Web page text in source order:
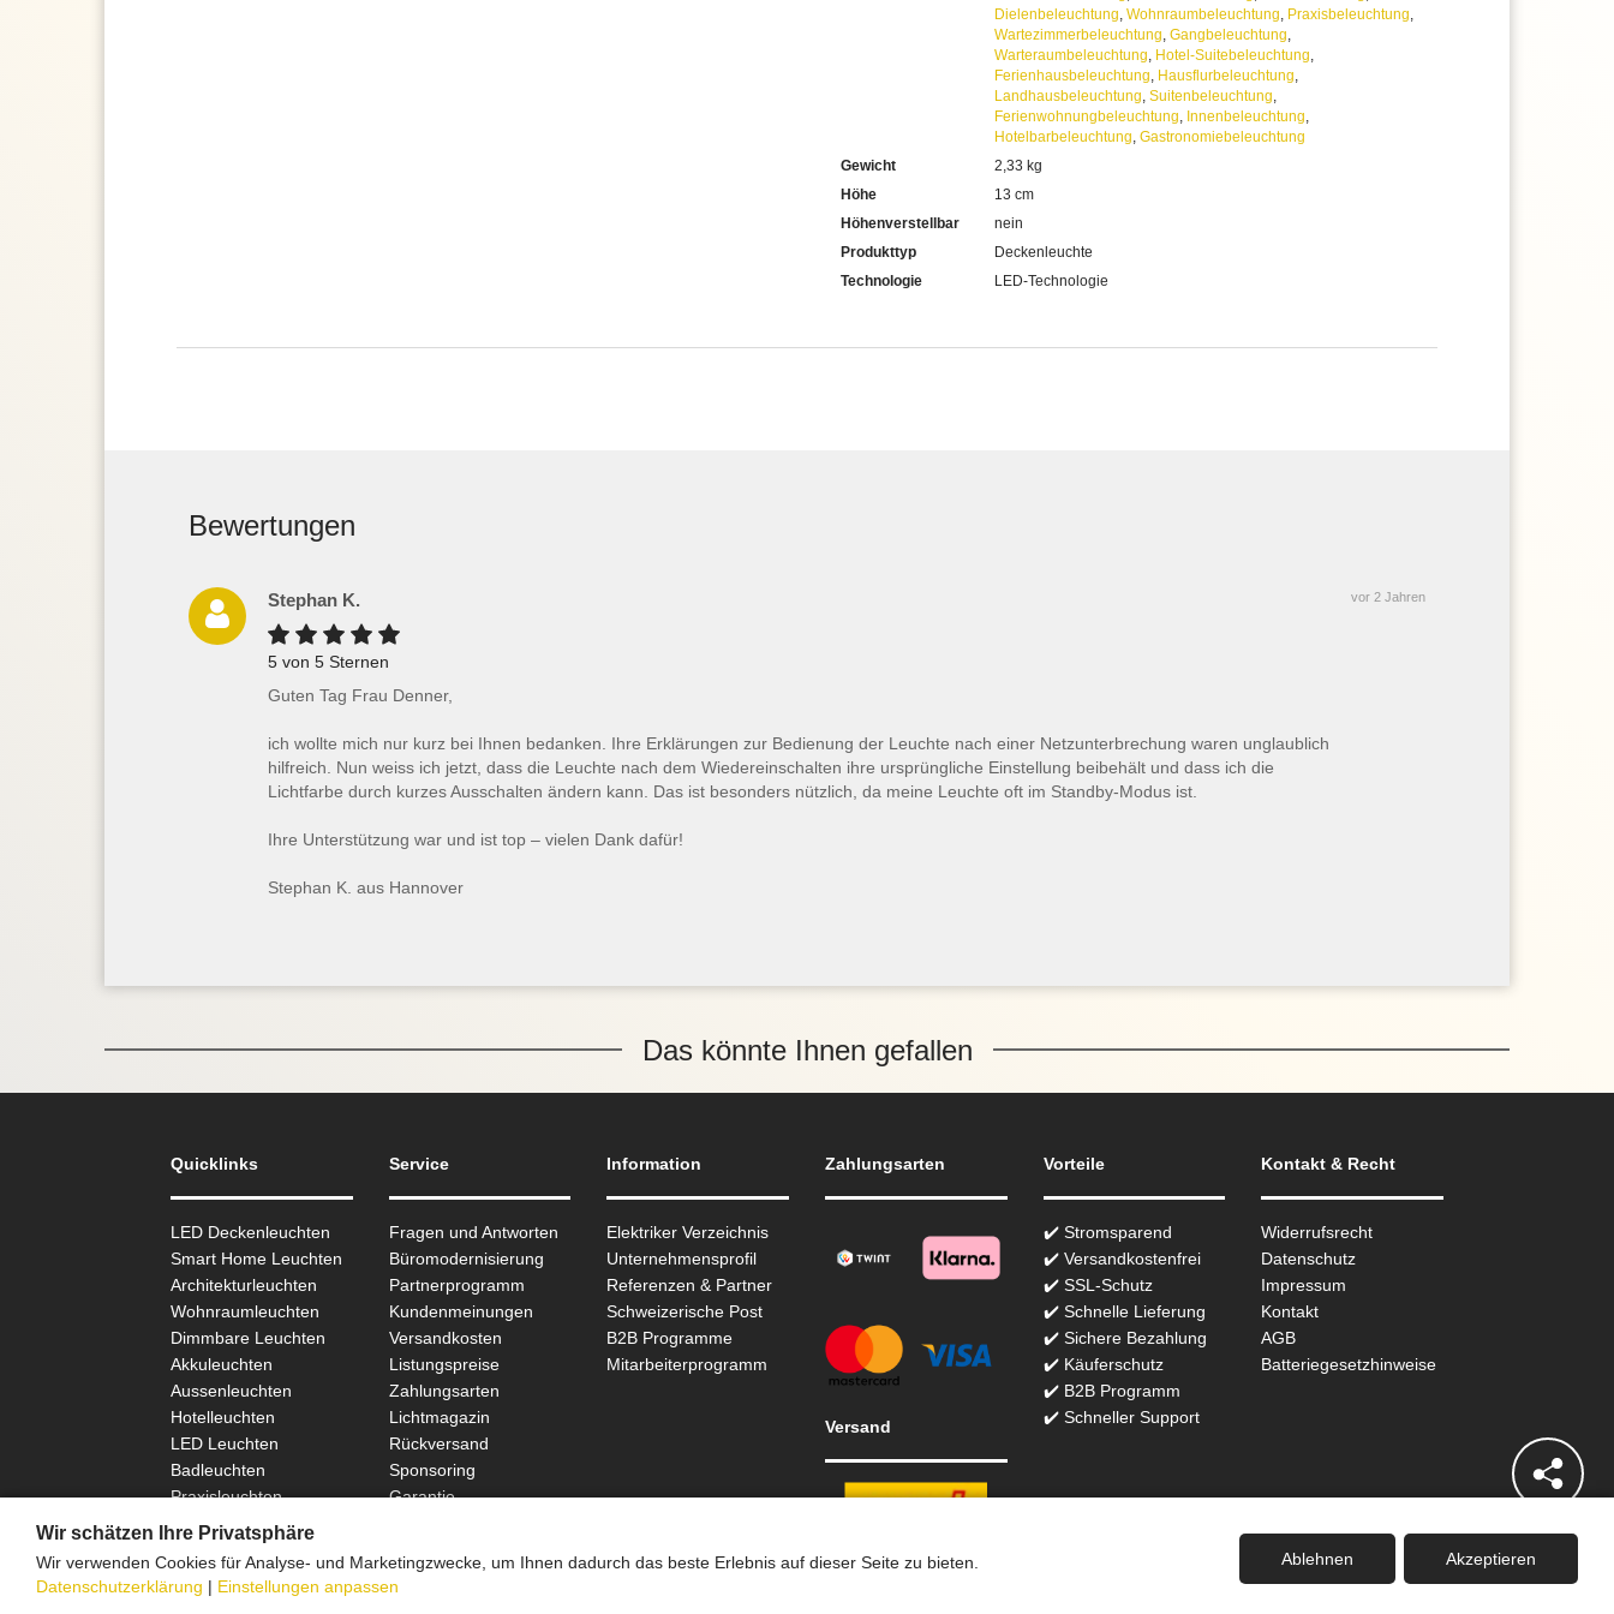
Dielenbeleuchtung, Wohnraumbeleuchtung, Praxisbeleuchtung,
Wartezimmerbeleuchtung, Gangbeleuchtung,
Warteraumbeleuchtung, Hotel-Suitebeleuchtung,
Ferienhausbeleuchtung, Hausflurbeleuchtung,
Landhausbeleuchtung, Suitenbeleuchtung,
Ferienwohnungbeleuchtung, Innenbeleuchtung,
Hotelbarbeleuchtung, Gastronomiebeleuchtung
Gewicht
2,33 kg
Höhe
13 cm
Höhenverstellbar
nein
Produkttyp
Deckenleuchte
Technologie
LED-Technologie
Bewertungen
Stephan K.
5 von 5 Sternen
Guten Tag Frau Denner,
ich wollte mich nur kurz bei Ihnen bedanken. Ihre Erklärungen zur Bedienung der Leuchte nach einer Netzunterbrechung waren unglaublich
hilfreich. Nun weiss ich jetzt, dass die Leuchte nach dem Wiedereinschalten ihre ursprüngliche Einstellung beibehält und dass ich die
Lichtfarbe durch kurzes Ausschalten ändern kann. Das ist besonders nützlich, da meine Leuchte oft im Standby-Modus ist.
Ihre Unterstützung war und ist top – vielen Dank dafür!
Stephan K. aus Hannover
vor 2 Jahren
Das könnte Ihnen gefallen
Quicklinks
LED Deckenleuchten
Smart Home Leuchten
Architekturleuchten
Wohnraum­leuchten
Dimmbare Leuchten
Akkuleuchten
Aussen­leuchten
Hotelleuchten
LED Leuchten
Badleuchten
Praxisleuchten
SCHÖNER WOHNEN
Service
Fragen und Antworten
Büromodernisierung
Partnerprogramm
Kundenmeinungen
Versandkosten
Listungspreise
Zahlungsarten
Lichtmagazin
Rückversand
Sponsoring
Garantie
Information
Elektriker Verzeichnis
Unternehmensprofil
Referenzen & Partner
Schweizerische Post
B2B Programme
Mitarbeiterprogramm
Zahlungsarten
Versand
Vorteile
✔️ Stromsparend
✔️ Versandkostenfrei
✔️ SSL-Schutz
✔️ Schnelle Lieferung
✔️ Sichere Bezahlung
✔️ Käuferschutz
✔️ B2B Programm
✔️ Schneller Support
Kontakt & Recht
Widerrufsrecht
Datenschutz
Impressum
Kontakt
AGB
Batteriegesetzhinweise
Wir schätzen Ihre Privatsphäre
Wir verwenden Cookies für Analyse- und Marketingzwecke, um Ihnen dadurch das beste Erlebnis auf dieser Seite zu bieten.
Datenschutzerklärung | Einstellungen anpassen
Akzeptieren
Ablehnen